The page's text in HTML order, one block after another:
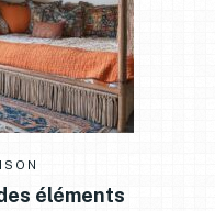
éléments